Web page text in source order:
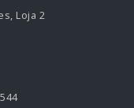
Loja 2